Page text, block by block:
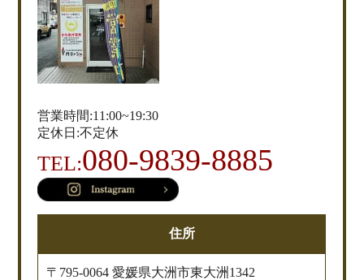
営業時間:11:00~19:30
定休日:不定休
TEL:080-9839-8885
住所
〒795-0064 愛媛県大洲市東大洲1342